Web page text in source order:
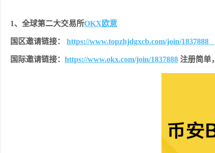
1、全球第二大交易所OKX欧意
国区邀请链接： https://www.topzhjdgxcb.com/join/1837888
国际邀请链接： https://www.okx.com/join/1837888 注册简单，